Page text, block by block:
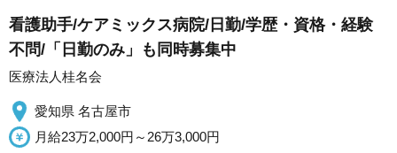
看護助手/ケアミックス病院/日勤/学歴・資格・経験
不問/「日勤のみ」も同時募集中
医療法人桂名会
愛知県 名古屋市
月給23万2,000円～26万3,000円